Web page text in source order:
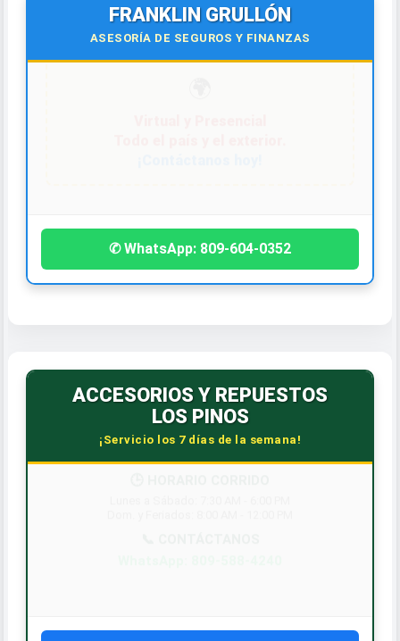
FRANKLIN GRULLÓN
ASESORÍA DE SEGUROS Y FINANZAS
✆ WhatsApp: 809-604-0352
ACCESORIOS Y REPUESTOS
LOS PINOS
¡Servicio los 7 días de la semana!